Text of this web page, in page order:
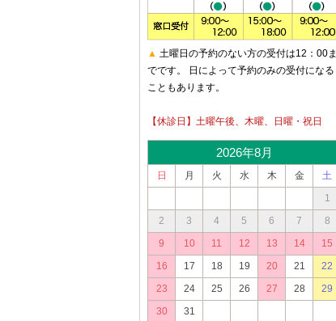
▲ 土曜日の予約のない方の受付は12：00ま
でです。 日によって予約のみの受付になる
こともあります。
【休診日】土曜午後、木曜、日曜・祝日
2026年8月
日 月 火 水 木 金
土
1
2
3 4 5 6 7
8
9
10 11 12 13 14
15
16
17 18 19 20 21
22
23
24 25 26 27 28
29
30
31